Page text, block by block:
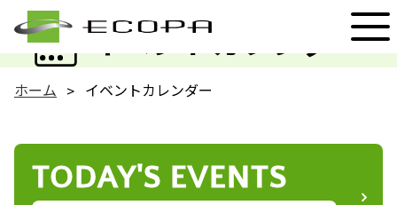
イベントカレンダー
EVENT
ホーム イベントカレンダー
TODAY'S EVENTS